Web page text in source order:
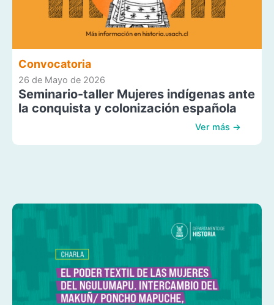
Convocatoria
26 de Mayo de 2026
Seminario-taller Mujeres indígenas ante
la conquista y colonización española
Ver más →